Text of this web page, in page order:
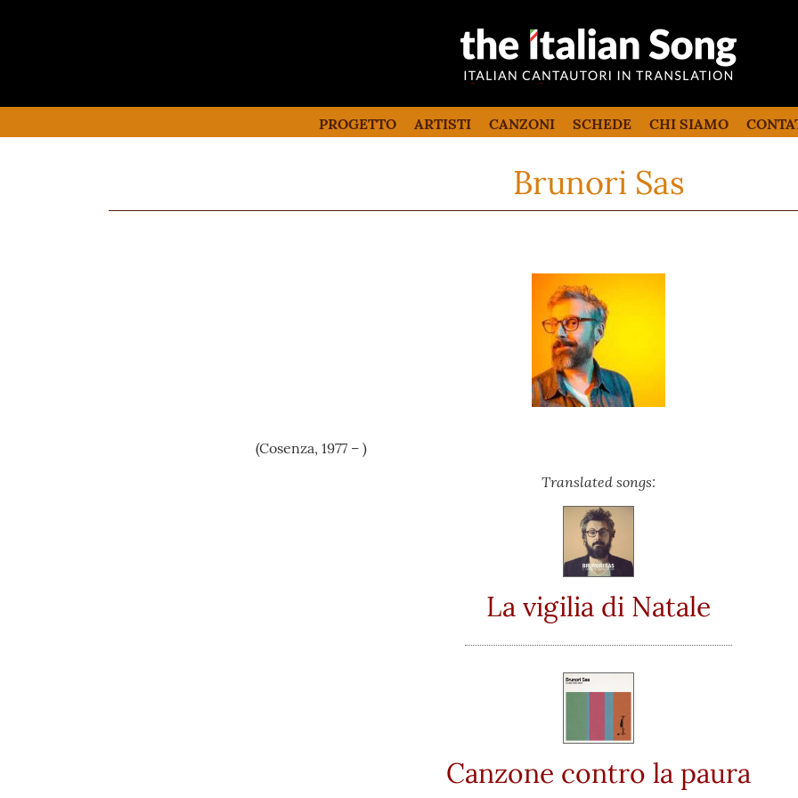
the italian song
PROGETTO ARTISTI CANZONI SCHEDE CHI SIAMO
Brunori Sas
(Cosenza, 1977 – )
Translated songs:
La vigilia di Natale
Canzone contro la paura